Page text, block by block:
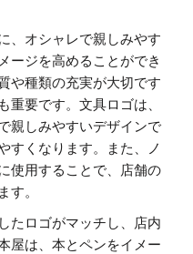
、オシャレで親しみやす
ージを高めることができ
や種類の充実が大切です
重要です。文具ロゴは、
親しみやすいデザインで
すくなります。また、ノ
使用することで、店舗の
す。
たロゴがマッチし、店内
屋は、本とペンをイメー